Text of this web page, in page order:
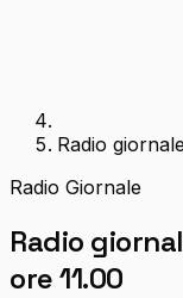
Radio
Radio Giornale
Radio
ore 11.00